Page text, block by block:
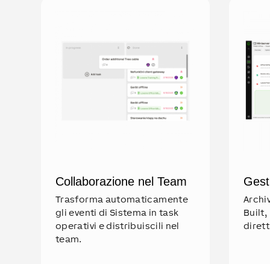
Collaborazione nel Team
Trasforma automaticamente
gli eventi di Sistema in task
operativi e distribuiscili nel
team.
Built,